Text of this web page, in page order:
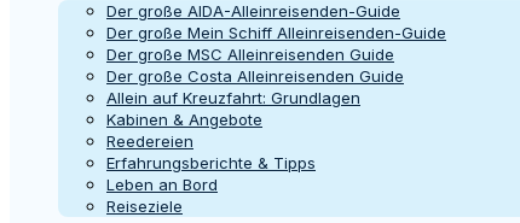
Der große AIDA-Alleinreisenden-Guide
Der große Mein Schiff Alleinreisenden-Guide
Der große MSC Alleinreisenden Guide
Der große Costa Alleinreisenden Guide
Allein auf Kreuzfahrt: Grundlagen
Kabinen & Angebote
Reedereien
Erfahrungsberichte & Tipps
Leben an Bord
Reiseziele